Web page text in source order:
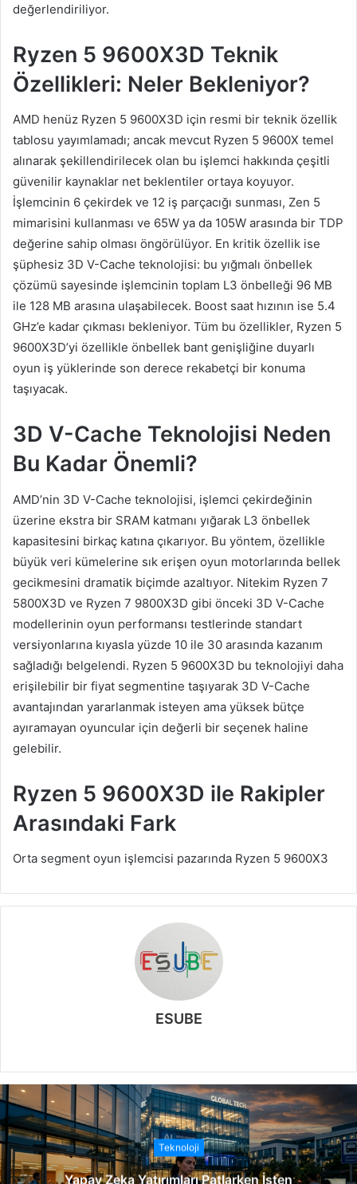
değerlendiriliyor.
Ryzen 5 9600X3D Teknik
Özellikleri: Neler Bekleniyor?
AMD henüz Ryzen 5 9600X3D için resmi bir teknik özellik
tablosu yayımlamadı; ancak mevcut Ryzen 5 9600X temel
alınarak şekillendirilecek olan bu işlemci hakkında çeşitli
güvenilir kaynaklar net beklentiler ortaya koyuyor.
İşlemcinin 6 çekirdek ve 12 iş parçacığı sunması, Zen 5
mimarisini kullanması ve 65W ya da 105W arasında bir TDP
değerine sahip olması öngörülüyor. En kritik özellik ise
şüphesiz 3D V-Cache teknolojisi: bu yığmalı önbellek
çözümü sayesinde işlemcinin toplam L3 önbelleği 96 MB
ile 128 MB arasına ulaşabilecek. Boost saat hızının ise 5.4
GHz’e kadar çıkması bekleniyor. Tüm bu özellikler, Ryzen 5
9600X3D’yi özellikle önbellek bant genişliğine duyarlı
oyun iş yüklerinde son derece rekabetçi bir konuma
taşıyacak.
3D V-Cache Teknolojisi Neden
Bu Kadar Önemli?
AMD’nin 3D V-Cache teknolojisi, işlemci çekirdeğinin
üzerine ekstra bir SRAM katmanı yığarak L3 önbellek
kapasitesini birkaç katına çıkarıyor. Bu yöntem, özellikle
büyük veri kümelerine sık erişen oyun motorlarında bellek
gecikmesini dramatik biçimde azaltıyor. Nitekim Ryzen 7
5800X3D ve Ryzen 7 9800X3D gibi önceki 3D V-Cache
modellerinin oyun performansı testlerinde standart
versiyonlarına kıyasla yüzde 10 ile 30 arasında kazanım
sağladığı belgelendi. Ryzen 5 9600X3D bu teknolojiyi daha
erişilebilir bir fiyat segmentine taşıyarak 3D V-Cache
avantajından yararlanmak isteyen ama yüksek bütçe
ayıramayan oyuncular için değerli bir seçenek haline
gelebilir.
Ryzen 5 9600X3D ile Rakipler
Arasındaki Fark
Orta segment oyun işlemcisi pazarında Ryzen 5 9600X3
ESUBE
b
s
i
t
e
s
Teknoloji
Yapay Zeka Yatırımları Patlarken İşten